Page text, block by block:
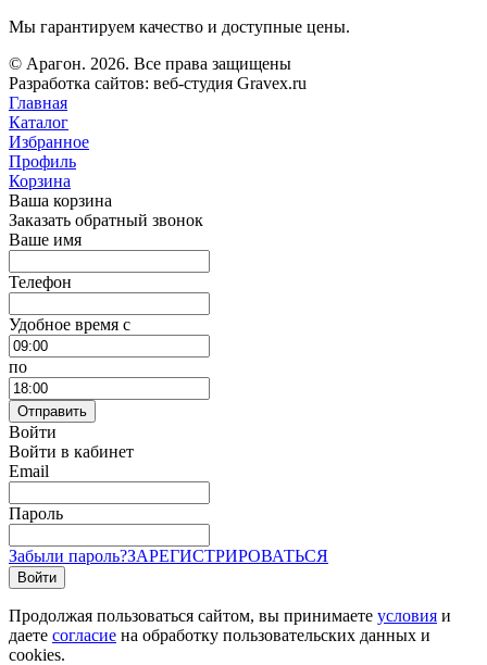
Мы гарантируем качество и доступные цены.
© Арагон. 2026. Все права защищены
Разработка сайтов: веб-студия Gravex.ru
Главная
Каталог
Избранное
Профиль
Корзина
Ваша корзина
Заказать обратный звонок
Ваше имя
Телефон
Удобное время c
по
Отправить
Войти
Войти в кабинет
Email
Пароль
Забыли пароль?ЗАРЕГИСТРИРОВАТЬСЯ
Войти
Продолжая пользоваться сайтом, вы принимаете условия и
даете согласие на обработку пользовательских данных и
cookies.